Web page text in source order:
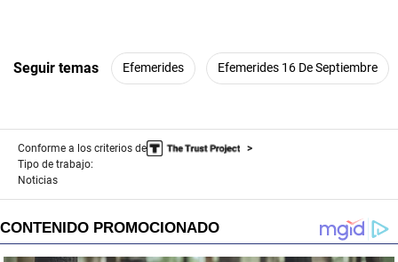
Seguir temas Efemerides Efemerides 16 De Septiembre
Conforme a los criterios de
Tipo de trabajo:
Noticias